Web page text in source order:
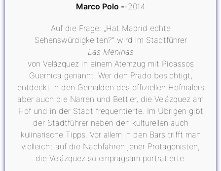
Marco Polo 2014
Auf die Frage: „Hat Madrid echte
Sehenswürdigkeiten?“ wird im Stadtführer
Las Meninas
von Velázquez in einem Atemzug mit Picassos
Guernica genannt. Wer den Prado besichtigt,
entdeckt in den Gemälden des offiziellen Hofmalers
aber auch die Narren und Bettler, die Velázquez am
Hof und in der Stadt frequentierte. Im Übrigen gibt
der Stadtführer neben den kulturellen auch
kulinarische Tipps. Vor allem in den Bars trifft man
vielleicht auf die Nachfahren jener Protagonisten,
die Velázquez so einprägsam porträtierte.